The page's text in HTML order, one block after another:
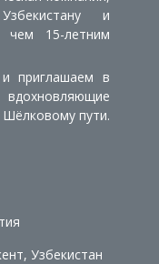
и
15-летним
приглашаем в
пути.
Узбекистан